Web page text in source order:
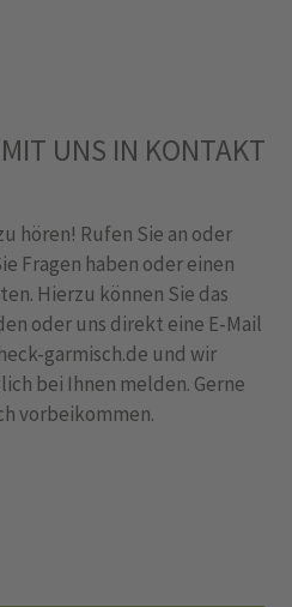
UNS IN KONTAKT
hören! Rufen Sie an oder
Fragen haben oder einen
Hierzu können Sie das
oder uns direkt eine E-Mail
garmisch.de und wir
bei Ihnen melden. Gerne
vorbeikommen.